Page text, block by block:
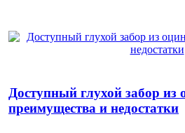
Доступный глухой забор из
преимущества и недостатки